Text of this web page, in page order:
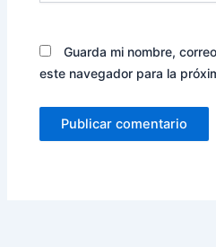
Guarda mi nombre,
este navegador para la